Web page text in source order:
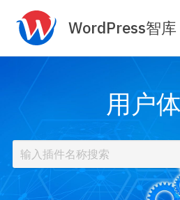
WordPress智库
SEO与全站运营
案例 商店
插件
用户